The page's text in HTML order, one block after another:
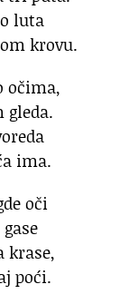
luta
krovu.
očima,
gleda.
ima.
oči
krase,
poći.